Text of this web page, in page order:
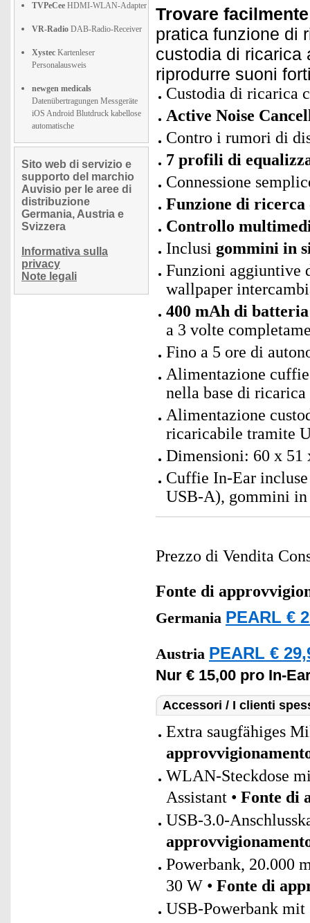
TVPeCee HDMI-WLAN-Adapter
VR-Radio DAB-Radio-Receiver
Xystec Kartenleser
Personalausweis
newgen medicals
Datenübertragungen Messgeräte
iOS Android Blutdruck kabellose
automatische
Sito web di servizio e
supporto del marchio
Auvisio per le aree di
distribuzione
Germania, Austria e
Svizzera
Informativa sulla
privacy
Note legali
Trovare
pratica funzione di
custodia di ricarica
riprodurre suoni
Custodia di ricarica
Active Noise
Contro i rumori di
7 profili di
Connessione
Funzione di ricerca
Controllo
Inclusi gommini in
Funzioni aggiuntive
wallpaper
400 mAh di batteria
a 3 volte
Fino a 5 ore di
Alimentazione
nella base di ricarica
Alimentazione
ricaricabile tramite
Dimensioni: 60 x 51
Cuffie In-Ear
USB-A), gommini
Prezzo di Vendita
Fonte di
Germania PEARL €
Austria PEARL €
Nur € 15,00 pro In-
Accessori / I clienti
Extra saugfähiges
WLAN-Steckdose
Assistant • Fonte di
USB-3.0-
Powerbank, 20.000
30 W • Fonte di
USB-Powerbank